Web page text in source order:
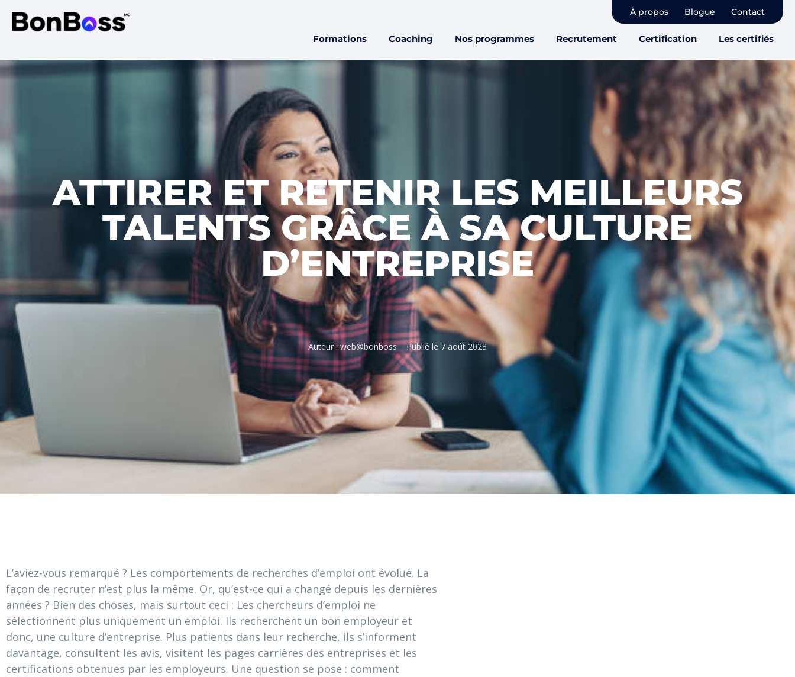
À propos Blogue Contact
Formations Coaching Nos programmes Recrutement Certification Les certifiés
ATTIRER ET RETENIR LES MEILLEURS
TALENTS GRÂCE À SA CULTURE
D’ENTREPRISE
Auteur :web@bonboss Publié le 7 août 2023
L’aviez-vous remarqué ? Les comportements de recherches d’emploi ont évolué. La
façon de recruter n’est plus la même. Or, qu’est-ce qui a changé depuis les dernières
années ? Bien des choses, mais surtout ceci : Les chercheurs d’emploi ne
sélectionnent plus uniquement un emploi. Ils recherchent un bon employeur et
donc, une culture d’entreprise. Plus patients dans leur recherche, ils s’informent
davantage, consultent les avis, visitent les pages carrières des entreprises et les
certifications obtenues par les employeurs. Une question se pose : comment